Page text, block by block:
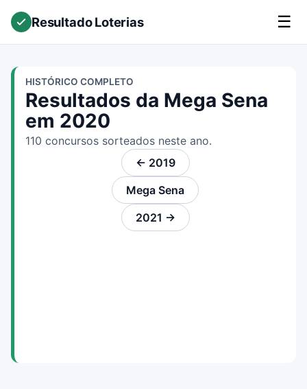
Resultado Loterias ☰
HISTÓRICO COMPLETO
Resultados da Mega Sena
em 2020
110 concursos sorteados neste ano.
← 2019
Mega Sena
2021 →